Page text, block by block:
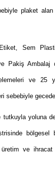
plaket alan
Sem
Pakiş Ambalaj
ve 25
sebebiyle
tutkuyla yoluna
üretim ve